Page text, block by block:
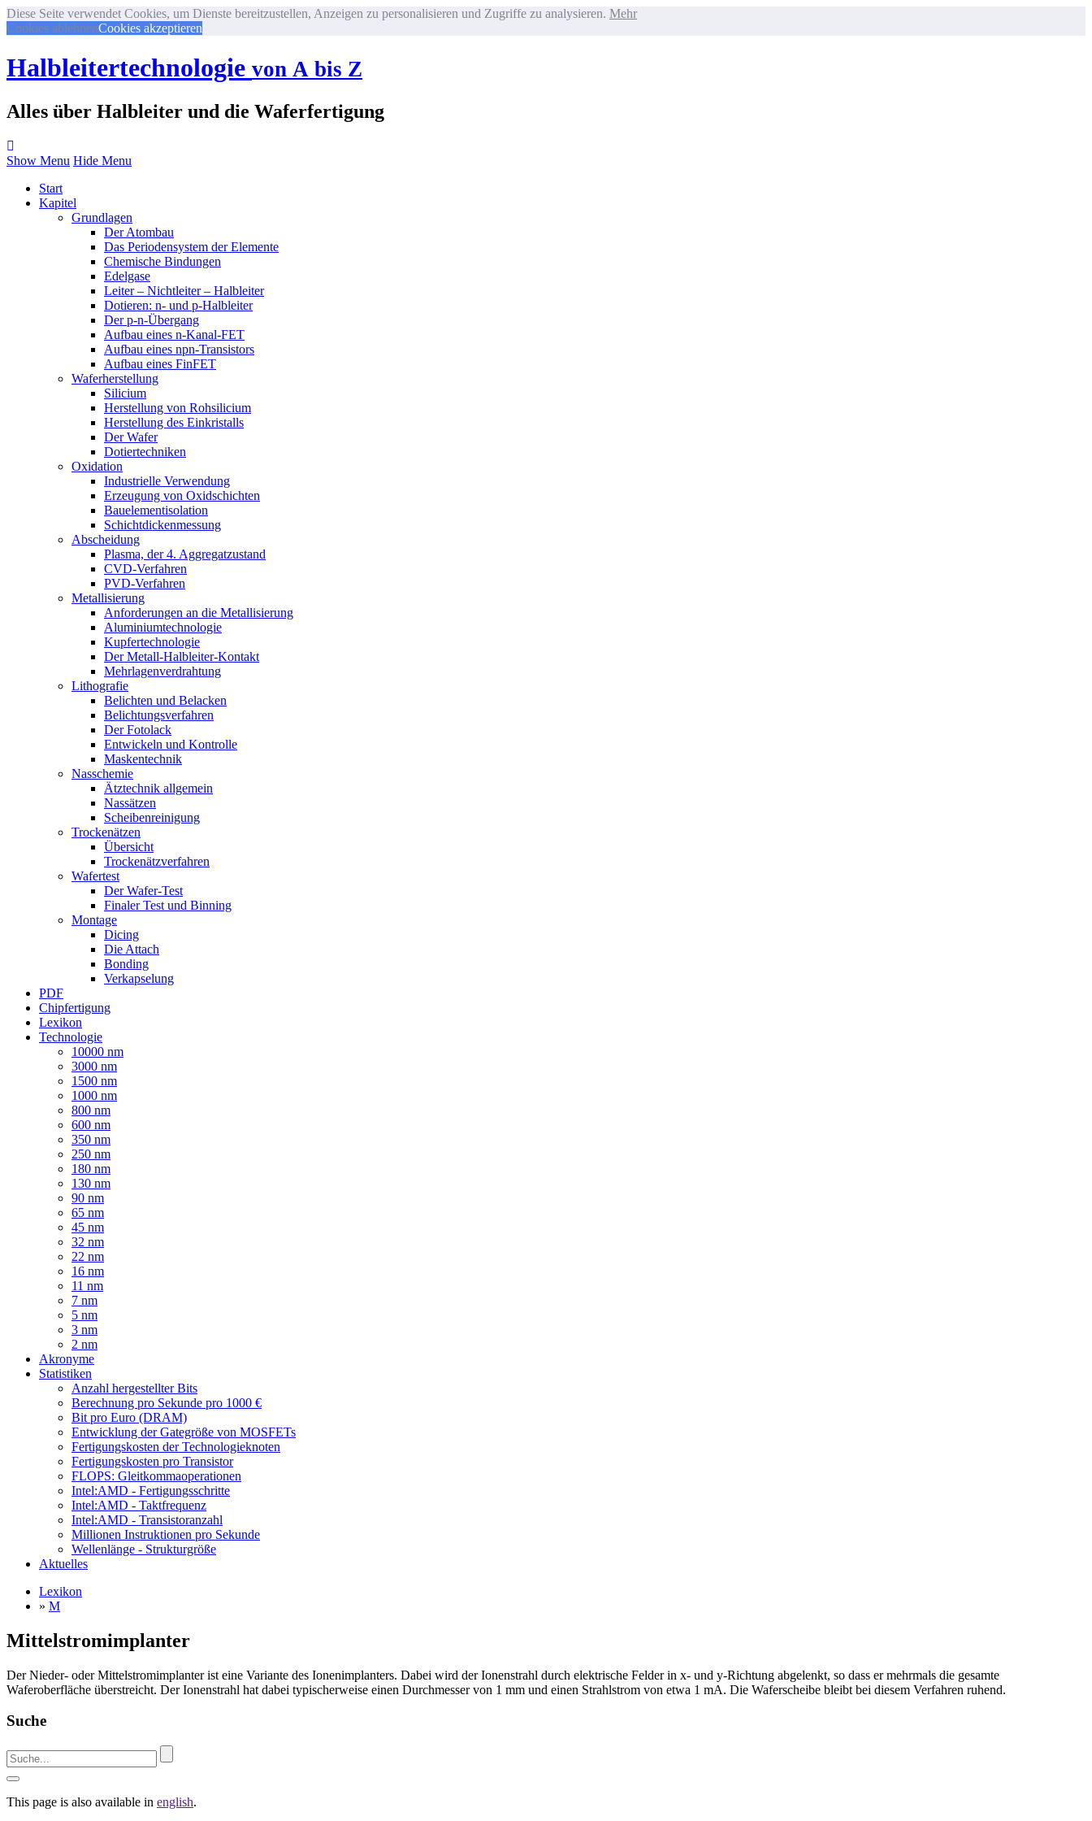
Diese Seite verwendet Cookies, um Dienste bereitzustellen, Anzeigen zu personalisieren und Zugriffe zu analysieren. Mehr
Cookies ablehnenCookies akzeptieren
Halbleitertechnologie von A bis Z
Alles über Halbleiter und die Waferfertigung
Show Menu Hide Menu
Start
Kapitel
Grundlagen
Der Atombau
Das Periodensystem der Elemente
Chemische Bindungen
Edelgase
Leiter – Nichtleiter – Halbleiter
Dotieren: n- und p-Halbleiter
Der p-n-Übergang
Aufbau eines n-Kanal-FET
Aufbau eines npn-Transistors
Aufbau eines FinFET
Waferherstellung
Silicium
Herstellung von Rohsilicium
Herstellung des Einkristalls
Der Wafer
Dotiertechniken
Oxidation
Industrielle Verwendung
Erzeugung von Oxidschichten
Bauelementisolation
Schichtdickenmessung
Abscheidung
Plasma, der 4. Aggregatzustand
CVD-Verfahren
PVD-Verfahren
Metallisierung
Anforderungen an die Metallisierung
Aluminiumtechnologie
Kupfertechnologie
Der Metall-Halbleiter-Kontakt
Mehrlagenverdrahtung
Lithografie
Belichten und Belacken
Belichtungsverfahren
Der Fotolack
Entwickeln und Kontrolle
Maskentechnik
Nasschemie
Ätztechnik allgemein
Nassätzen
Scheibenreinigung
Trockenätzen
Übersicht
Trockenätzverfahren
Wafertest
Der Wafer-Test
Finaler Test und Binning
Montage
Dicing
Die Attach
Bonding
Verkapselung
PDF
Chipfertigung
Lexikon
Technologie
10000 nm
3000 nm
1500 nm
1000 nm
800 nm
600 nm
350 nm
250 nm
180 nm
130 nm
90 nm
65 nm
45 nm
32 nm
22 nm
16 nm
11 nm
7 nm
5 nm
3 nm
2 nm
Akronyme
Statistiken
Anzahl hergestellter Bits
Berechnung pro Sekunde pro 1000 €
Bit pro Euro (DRAM)
Entwicklung der Gategröße von MOSFETs
Fertigungskosten der Technologieknoten
Fertigungskosten pro Transistor
FLOPS: Gleitkommaoperationen
Intel:AMD - Fertigungsschritte
Intel:AMD - Taktfrequenz
Intel:AMD - Transistoranzahl
Millionen Instruktionen pro Sekunde
Wellenlänge - Strukturgröße
Aktuelles
Lexikon
» M
Mittelstromimplanter
Der Nieder- oder Mittelstromimplanter ist eine Variante des Ionenimplanters. Dabei wird der Ionenstrahl durch elektrische Felder in x- und y-Richtung abgelenkt, so dass er mehrmals die gesamte
Waferoberfläche überstreicht. Der Ionenstrahl hat dabei typischerweise einen Durchmesser von 1 mm und einen Strahlstrom von etwa 1 mA. Die Waferscheibe bleibt bei diesem Verfahren ruhend.
Suche
This page is also available in english.